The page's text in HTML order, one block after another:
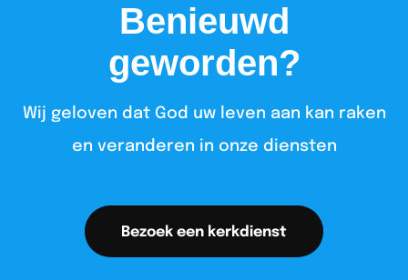
Benieuwd
geworden?
Wij geloven dat God uw leven aan kan raken
en veranderen in onze diensten​
Bezoek een kerkdienst